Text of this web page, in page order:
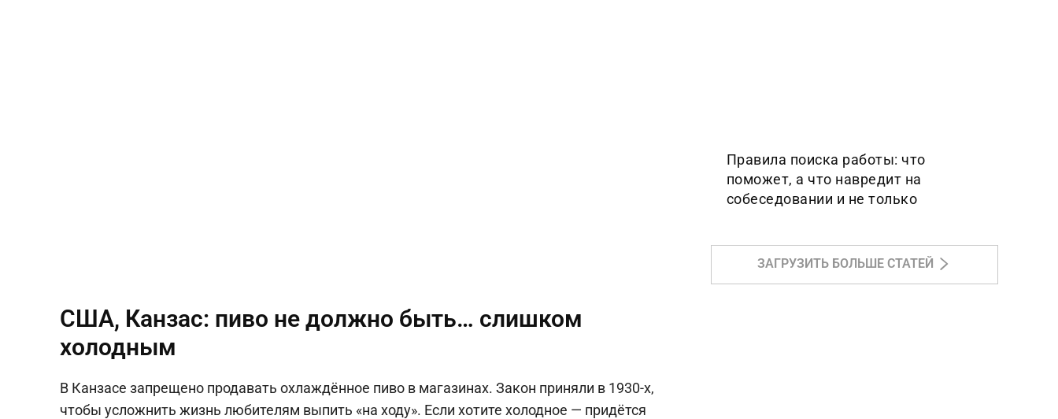
США, Канзас: пиво не должно быть… слишком
холодным
В Канзасе запрещено продавать охлаждённое пиво в магазинах. Закон приняли в 1930-х,
чтобы усложнить жизнь любителям выпить «на ходу». Если хотите холодное — придётся
Правила поиска работы: что
поможет, а что навредит на
собеседовании и не только
ЗАГРУЗИТЬ БОЛЬШЕ СТАТЕЙ